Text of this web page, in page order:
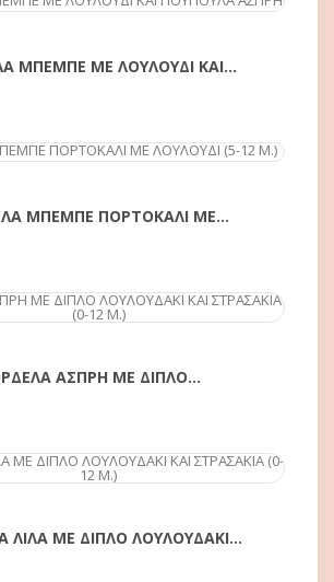
ΜΠΕΜΠΕ ΜΕ ΛΟΥΛΟΥΔΙ ΚΑΙ...
ΑΓΟΡΆ
ΜΠΕΜΠΕ ΠΟΡΤΟΚΑΛΙ ΜΕ...
ΑΓΟΡΆ
ΑΣΠΡΗ ΜΕ ΔΙΠΛΟ...
ΑΓΟΡΆ
ΛΙΛΑ ΜΕ ΔΙΠΛΟ ΛΟΥΛΟΥΔΑΚΙ...